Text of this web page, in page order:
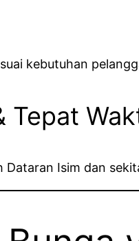
kebutuhan
Tepat
Dataran Isim dan